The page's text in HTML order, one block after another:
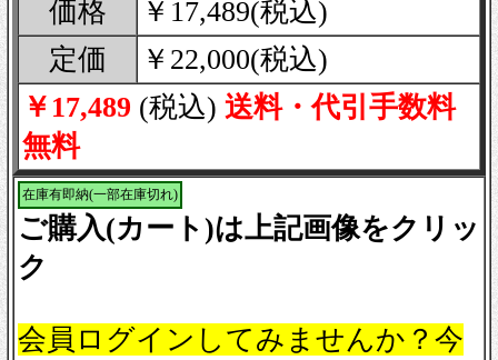
価格
￥17,489(税込)
定価
￥22,000(税込)
￥17,489 (税込) 送料・代引手数料
無料
在庫有即納(一部在庫切れ)
ご購入(カート)は上記画像をクリッ
ク
会員ログインしてみませんか？今